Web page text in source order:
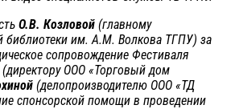
О.В. Козловой (главному
библиотеки им. А.М. Волкова ТГПУ) за
сопровождение Фестиваля
(директору ООО «Торговый дом
(делопроизводителю ООО «ТД
спонсорской помощи в проведении